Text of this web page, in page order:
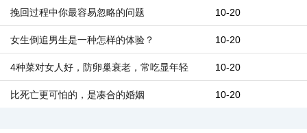
10-20
挽回过程中你最容易忽略的问题
10-20
女生倒追男生是一种怎样的体验？
10-20
4种菜对女人好，防卵巢衰老，常吃显年轻
10-20
比死亡更可怕的，是凑合的婚姻